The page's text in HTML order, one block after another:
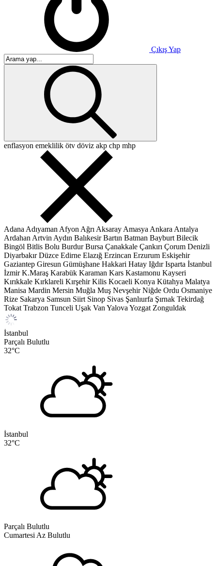
Çıkış Yap
enflasyon emeklilik ötv döviz akp chp mhp
Adana Adıyaman Afyon Ağrı Aksaray Amasya Ankara Antalya
Ardahan Artvin Aydın Balıkesir Bartın Batman Bayburt Bilecik
Bingöl Bitlis Bolu Burdur Bursa Çanakkale Çankırı Çorum Denizli
Diyarbakır Düzce Edirne Elazığ Erzincan Erzurum Eskişehir
Gaziantep Giresun Gümüşhane Hakkari Hatay Iğdır Isparta İstanbul
İzmir K.Maraş Karabük Karaman Kars Kastamonu Kayseri
Kırıkkale Kırklareli Kırşehir Kilis Kocaeli Konya Kütahya Malatya
Manisa Mardin Mersin Muğla Muş Nevşehir Niğde Ordu Osmaniye
Rize Sakarya Samsun Siirt Sinop Sivas Şanlıurfa Şırnak Tekirdağ
Tokat Trabzon Tunceli Uşak Van Yalova Yozgat Zonguldak
İstanbul
Parçalı Bulutlu
32°C
İstanbul
32°C
Parçalı Bulutlu
Cumartesi Az Bulutlu